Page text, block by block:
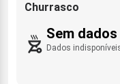
Churrasco
Sem dados
Dados